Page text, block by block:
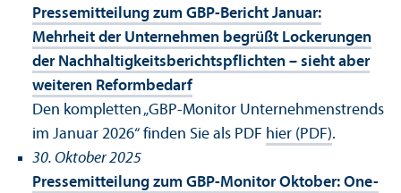
Pressemitteilung zum GBP-Bericht Januar:
Mehrheit der Unter­nehmen begrüßt Lockerungen
der Nachhaltigkeits­berichtspflichten – sieht aber
weiteren Reformbedarf
Den kompletten „GBP-Monitor Unter­nehmens­trends
im Januar 2026“ finden Sie als PDF hier (PDF).
30. Oktober 2025
Pressemitteilung zum GBP-Monitor Oktober: One-